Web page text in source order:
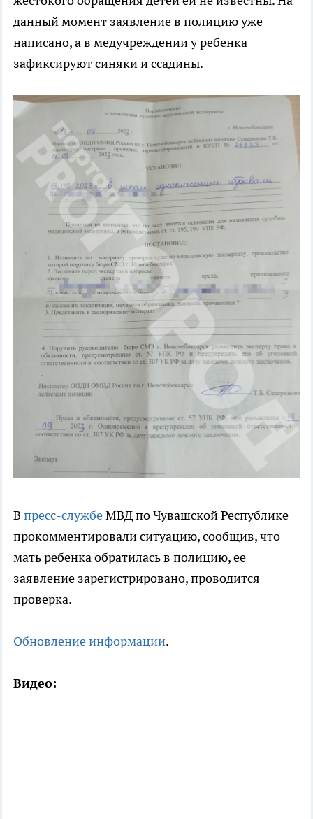
данный момент заявление в полицию уже
написано, а в медучреждении у ребенка
зафиксируют синяки и ссадины.
В пресс-службеМВД по Чувашской Республике
прокомментировали ситуацию, сообщив, что
мать ребенка обратилась в полицию, ее
заявление зарегистрировано, проводится
проверка.
Обновление информации.
Видео: